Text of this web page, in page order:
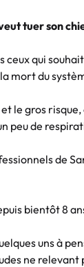
tuer son
ceux qui
mort du
le gros
peu de
de
bientôt 8
uns à
ne relevant